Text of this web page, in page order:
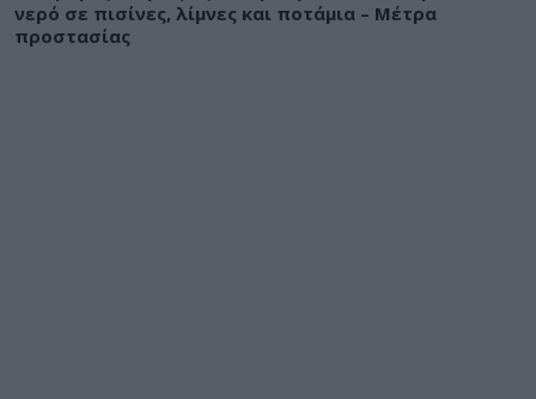
νερό σε πισίνες, λίμνες και ποτάμια – Μέτρα
προστασίας